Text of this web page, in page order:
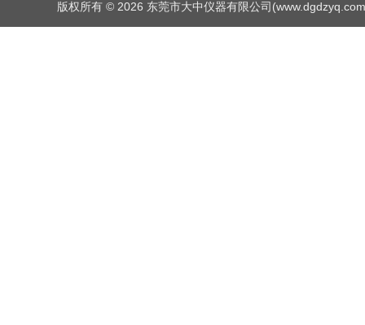
版权所有 © 2026 东莞市大中仪器有限公司